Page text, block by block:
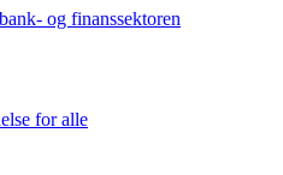
og finanssektoren
for alle